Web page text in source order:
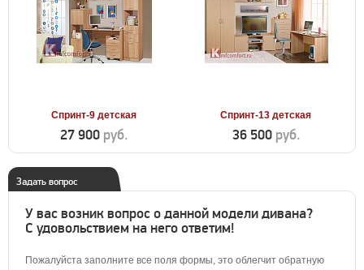
Спринт-9 детская
27 900 руб.
Спринт-13 детская
36 500 руб.
Задать вопрос
У вас возник вопрос о данной модели дивана?
С удовольствием на него ответим!
Пожалуйста заполните все поля формы, это облегчит обратную